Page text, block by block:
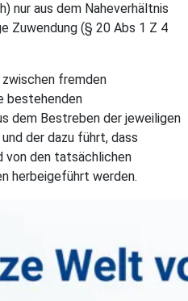
nur aus dem Naheverhältnis
Zuwendung (§ 20 Abs 1 Z 4
fremden
bestehenden
dem Bestreben der jeweiligen
der dazu führt, dass
von den tatsächlichen
herbeigeführt werden.